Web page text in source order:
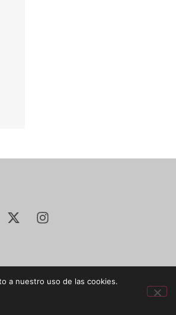
a nuestro uso de las cookies.